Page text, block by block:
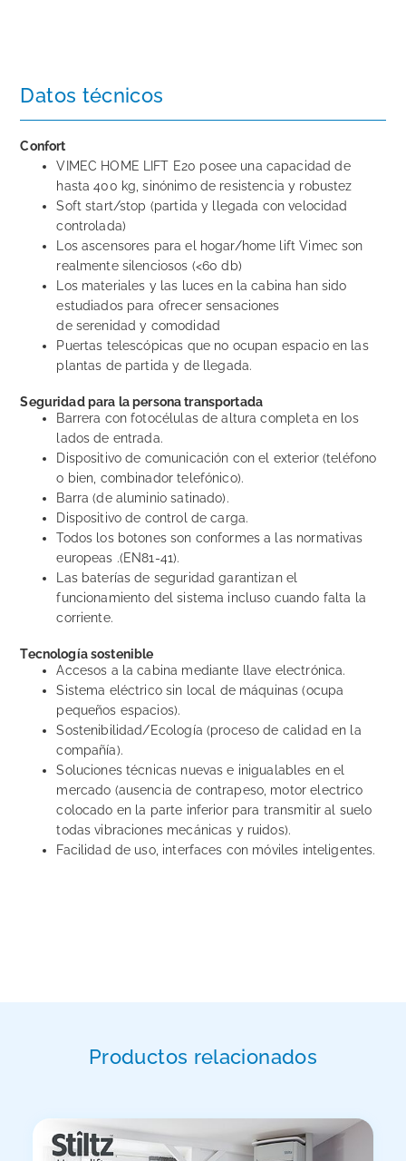
Datos técnicos
Confort
VIMEC HOME LIFT E20 posee una capacidad de
hasta 400 kg, sinónimo de resistencia y robustez
Soft start/stop (partida y llegada con velocidad
controlada)
Los ascensores para el hogar/home lift Vimec son
realmente silenciosos (<60 db)
Los materiales y las luces en la cabina han sido
estudiados para ofrecer sensaciones
de serenidad y comodidad
Puertas telescópicas que no ocupan espacio en las
plantas de partida y de llegada.
Seguridad para la persona transportada
Barrera con fotocélulas de altura completa en los
lados de entrada.
Dispositivo de comunicación con el exterior (teléfono
o bien, combinador telefónico).
Barra (de aluminio satinado).
Dispositivo de control de carga.
Todos los botones son conformes a las normativas
europeas .(EN81-41).
Las baterías de seguridad garantizan el
funcionamiento del sistema incluso cuando falta la
corriente.
Tecnología sostenible
Accesos a la cabina mediante llave electrónica.
Sistema eléctrico sin local de máquinas (ocupa
pequeños espacios).
Sostenibilidad/Ecología (proceso de calidad en la
compañía).
Soluciones técnicas nuevas e inigualables en el
mercado (ausencia de contrapeso, motor electrico
colocado en la parte inferior para transmitir al suelo
todas vibraciones mecánicas y ruidos).
Facilidad de uso, interfaces con móviles inteligentes.
Productos relacionados